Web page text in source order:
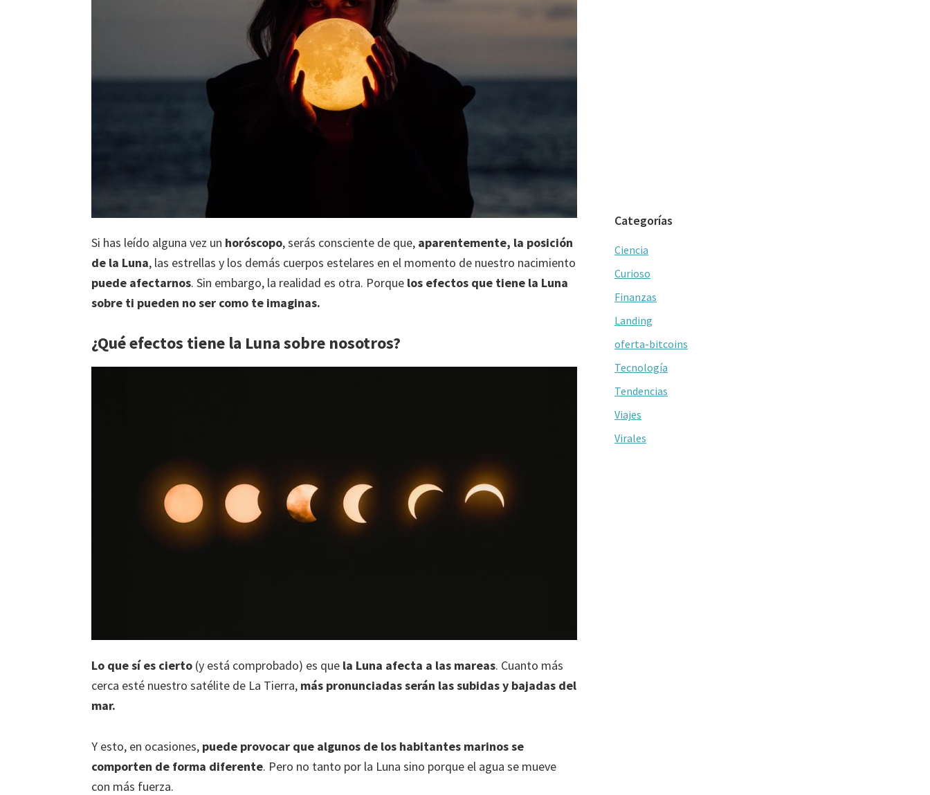
Si has leído alguna vez un horóscopo, serás consciente de que, aparentemente, la posición
de la Luna, las estrellas y los demás cuerpos estelares en el momento de nuestro nacimiento
puede afectarnos. Sin embargo, la realidad es otra. Porque los efectos que tiene la Luna
sobre ti pueden no ser como te imaginas.
¿Qué efectos tiene la Luna sobre nosotros?
Lo que sí es cierto (y está comprobado) es que la Luna afecta a las mareas. Cuanto más
cerca esté nuestro satélite de La Tierra, más pronunciadas serán las subidas y bajadas del
mar.
Y esto, en ocasiones, puede provocar que algunos de los habitantes marinos se
comporten de forma diferente. Pero no tanto por la Luna sino porque el agua se mueve
con más fuerza.
Categorías
Ciencia
Curioso
Finanzas
Landing
oferta-bitcoins
Tecnología
Tendencias
Viajes
Virales